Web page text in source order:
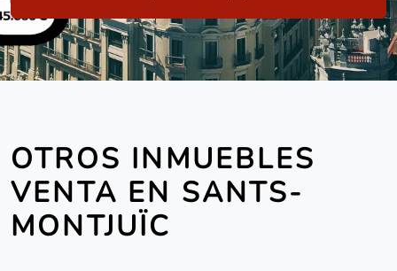
OTROS INMUEBLES
VENTA EN SANTS-
MONTJUÏC